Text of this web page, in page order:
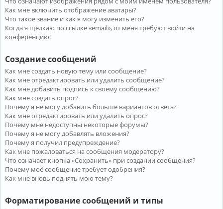
Как мне включить отображение аватары?
Что такое звание и как я могу изменить его?
Когда я щёлкаю по ссылке «email», от меня требуют войти на
конференцию!
Создание сообщений
Как мне создать новую тему или сообщение?
Как мне отредактировать или удалить сообщение?
Как мне добавить подпись к своему сообщению?
Как мне создать опрос?
Почему я не могу добавить больше вариантов ответа?
Как мне отредактировать или удалить опрос?
Почему мне недоступны некоторые форумы?
Почему я не могу добавлять вложения?
Почему я получил предупреждение?
Как мне пожаловаться на сообщения модератору?
Что означает кнопка «Сохранить» при создании сообщения?
Почему моё сообщение требует одобрения?
Как мне вновь поднять мою тему?
Форматирование сообщений и типы